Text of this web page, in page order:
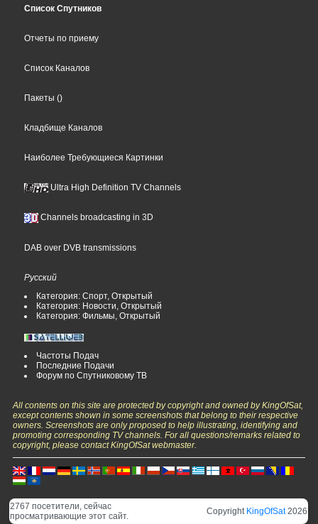
Список Спутников
Отчеты по приему
Список Каналов
Пакеты ()
Кладбище Каналов
Наиболее Требующиеся Картинки
Ultra High Definition TV Channels
Channels broadcasting in 3D
DAB over DVB transmissions
Русский
Категория: Спорт, Открытый
Категория: Новости, Открытый
Категория: Фильмы, Открытый
Частоты Подач
Последние Подачи
Форум по Спутниковому ТВ
All contents on this site are protected by copyright and owned by KingOfSat,
except contents shown in some screenshots that belong to their respective
owners. Screenshots are only proposed to help illustrating, identifying and
promoting corresponding TV channels. For all questions/remarks related to
copyright, please contact KingOfSat webmaster.
2767 посетители, сейчас
просматривающие этот сайт.
Copyright KingOfSat2026